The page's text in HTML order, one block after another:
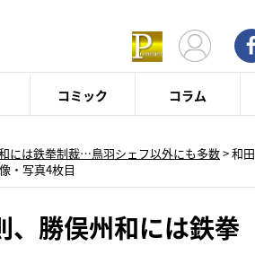
コミック コラム
には鉄拳制裁…鳥羽シェフ以外にも多数>和田
・写真4枚目
勝俣州和には鉄拳